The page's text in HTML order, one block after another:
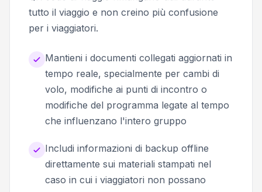
tutto il viaggio e non creino più confusione
per i viaggiatori.
Mantieni i documenti collegati aggiornati in
tempo reale, specialmente per cambi di
volo, modifiche ai punti di incontro o
modifiche del programma legate al tempo
che influenzano l'intero gruppo
Includi informazioni di backup offline
direttamente sui materiali stampati nel
caso in cui i viaggiatori non possano